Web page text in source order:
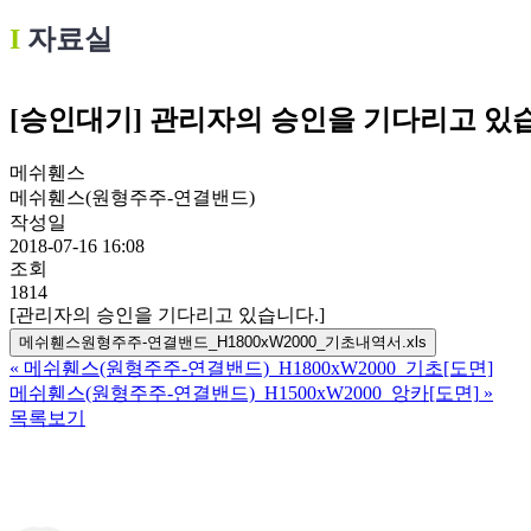
Ι 자료실
[승인대기] 관리자의 승인을 기다리고 있
메쉬휀스
메쉬휀스(원형주주-연결밴드)
작성일
2018-07-16 16:08
조회
1814
[관리자의 승인을 기다리고 있습니다.]
메쉬휀스원형주주-연결밴드_H1800xW2000_기초내역서.xls
« 메쉬휀스(원형주주-연결밴드)_H1800xW2000_기초[도면]
메쉬휀스(원형주주-연결밴드)_H1500xW2000_앙카[도면] »
목록보기